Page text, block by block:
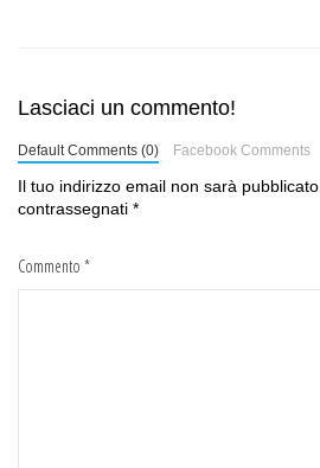
Lasciaci un commento!
Default Comments (0) Facebook Comments
Il tuo indirizzo email non sarà pubblicato.
contrassegnati *
Commento *